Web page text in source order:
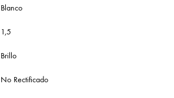
Blanco
1,5
Brillo
No Rectificado